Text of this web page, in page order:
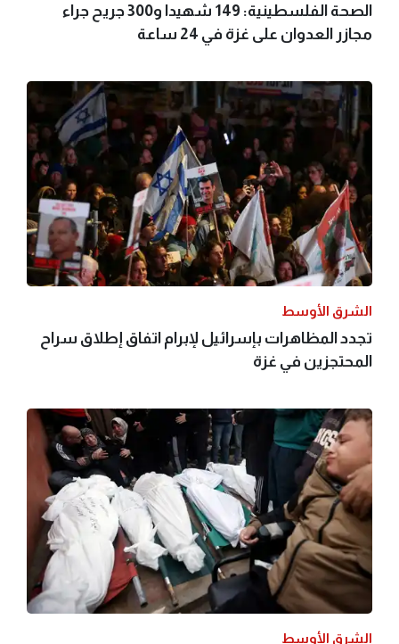
الصحة الفلسطينية: 149 شهيدا و300 جريح جراء
مجازر العدوان على غزة في 24 ساعة
الشرق الأوسط
تجدد المظاهرات بإسرائيل لإبرام اتفاق إطلاق سراح
المحتجزين في غزة
الشرق الأوسط